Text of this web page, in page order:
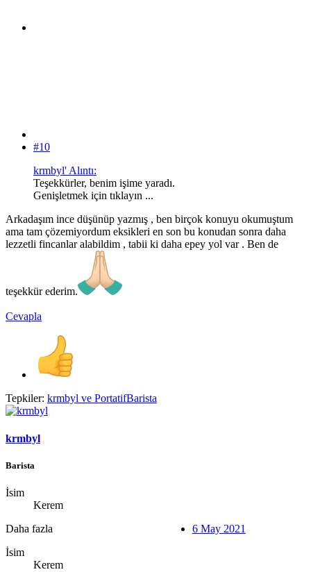
#10
krmbyl' Alıntı:
Teşekkürler, benim işime yaradı.
Genişletmek için tıklayın ...
Arkadaşım ince düşünüp yazmış , ben birçok konuyu okumuştum
ama tam çözemiyordum eksikleri en son bu konudan sonra daha
lezzetli fincanlar alabildim , tabii ki daha epey yol var . Ben de
teşekkür ederim.
Cevapla
Tepkiler: krmbyl ve PortatifBarista
krmbyl
Barista
İsim
Kerem
Daha fazla
İsim
Kerem
6 May 2021